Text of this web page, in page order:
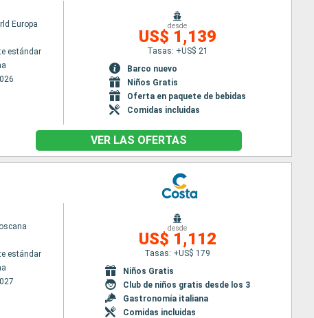
Europa
estándar
desde
US$ 1,139
Tasas: +US$ 21
Barco nuevo
Niños Gratis
Oferta en paquete de bebidas
Comidas incluidas
VER LAS OFERTAS
estándar
desde
US$ 1,112
Tasas: +US$ 179
Niños Gratis
Club de niños gratis desde los 3
Gastronomía italiana
Comidas incluidas